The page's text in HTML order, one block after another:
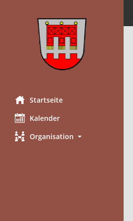
Startseite
Kalender
Organisation